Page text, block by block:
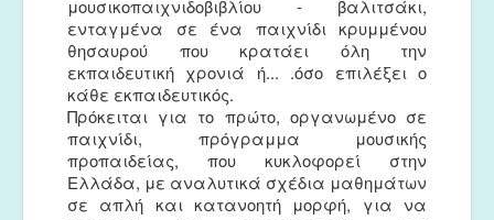
μουσικοπαιχνιδοβιβλίου - βαλιτσάκι,
ενταγμένα σε ένα παιχνίδι κρυμμένου
θησαυρού που κρατάει όλη την
εκπαιδευτική χρονιά ή... .όσο επιλέξει ο
κάθε εκπαιδευτικός.
Πρόκειται για το πρώτο, οργανωμένο σε
παιχνίδι, πρόγραμμα μουσικής
προπαιδείας, που κυκλοφορεί στην
Ελλάδα, με αναλυτικά σχέδια μαθημάτων
σε απλή και κατανοητή μορφή, για να